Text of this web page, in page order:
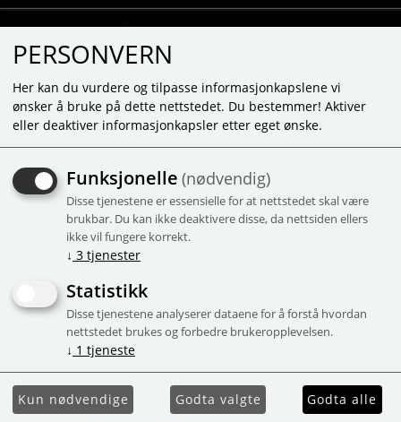
MOMBELLA SKÅL MED
SUGEKOPP - LYS BLÅ
Lyseblå skål i silikon med sugekopp.
Populær
PERSONVERN
Her kan du vurdere og tilpasse informasjonkapslene vi
ønsker å bruke på dette nettstedet. Du bestemmer! Aktiver
eller deaktiver informasjonkapsler etter eget ønske.
Funksjonelle (nødvendig)
Disse tjenestene er essensielle for at nettstedet skal være
brukbar. Du kan ikke deaktivere disse, da nettsiden ellers
ikke vil fungere korrekt.
↓ 3 tjenester
Statistikk
Disse tjenestene analyserer dataene for å forstå hvordan
nettstedet brukes og forbedre brukeropplevelsen.
↓ 1 tjeneste
Kun nødvendige Godta valgte Godta alle